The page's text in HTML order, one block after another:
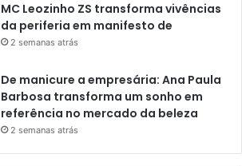
MC Leozinho ZS transforma vivências
da periferia em manifesto de
2 semanas atrás
De manicure a empresária: Ana Paula
Barbosa transforma um sonho em
referência no mercado da beleza
2 semanas atrás